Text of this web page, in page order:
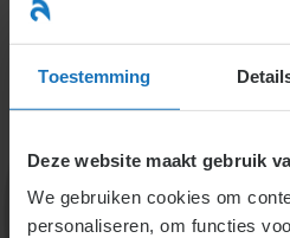
Toestemming
Deze website maakt gebruik
We gebruiken cookies om
personaliseren, om functies
naar
inhoud